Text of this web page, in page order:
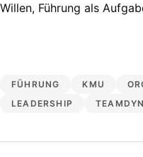
Willen, Führung als
FÜHRUNG KMU
LEADERSHIP